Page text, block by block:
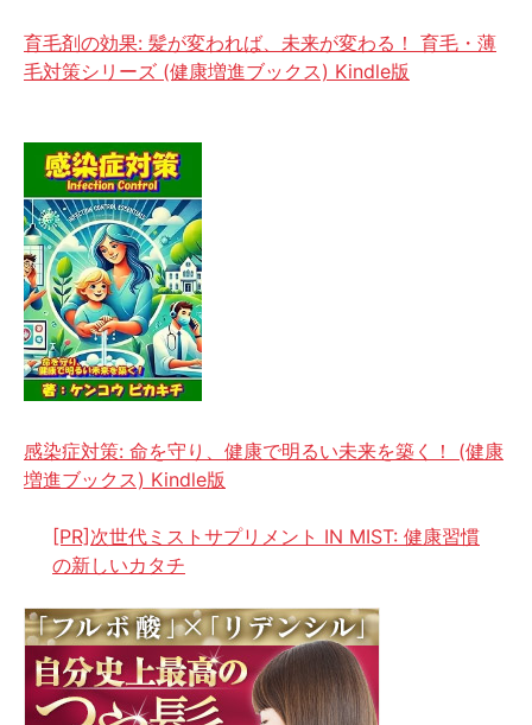
育毛剤の効果: 髪が変われば、未来が変わる！ 育毛・薄
毛対策シリーズ (健康増進ブックス) Kindle版
感染症対策: 命を守り、健康で明るい未来を築く！ (健康
増進ブックス) Kindle版
[PR]次世代ミストサプリメント IN MIST: 健康習慣
の新しいカタチ